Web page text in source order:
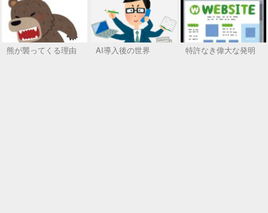
熊が襲ってくる理由 AI導入後の世界 特許なき偉大な発明